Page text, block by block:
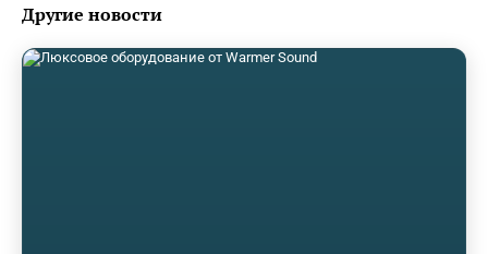
Другие новости